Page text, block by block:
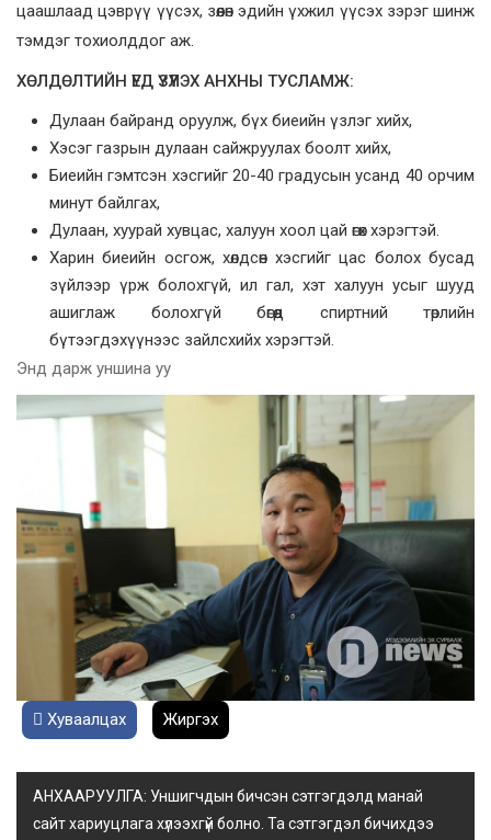
цаашлаад цэврүү үүсэх, зөөлөн эдийн үхжил үүсэх зэрэг шинж
тэмдэг тохиолддог аж.
ХӨЛДӨЛТИЙН ҮЕД ҮЗҮҮЛЭХ АНХНЫ ТУСЛАМЖ:
Дулаан байранд оруулж, бүх биеийн үзлэг хийх,
Хэсэг газрын дулаан сайжруулах боолт хийх,
Биеийн гэмтсэн хэсгийг 20-40 градусын усанд 40 орчим
минут байлгах,
Дулаан, хуурай хувцас, халуун хоол цай өгөх хэрэгтэй.
Харин биеийн осгож, хөлдсөн хэсгийг цас болох бусад
зүйлээр үрж болохгүй, ил гал, хэт халуун усыг шууд
ашиглаж болохгүй бөгөөд спиртний төрлийн
бүтээгдэхүүнээс зайлсхийх хэрэгтэй.
Энд дарж уншина уу
Хуваалцах Жиргэх
АНХААРУУЛГА: Уншигчдын бичсэн сэтгэгдэлд манай
сайт хариуцлага хүлээхгүй болно. Та сэтгэгдэл бичихдээ